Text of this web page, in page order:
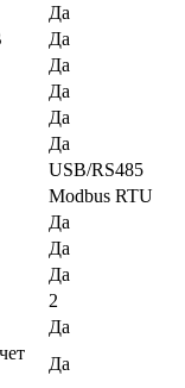
Да
Да
Да
Да
Да
Да
USB/RS485
Modbus RTU
Да
Да
Да
2
Да
Да